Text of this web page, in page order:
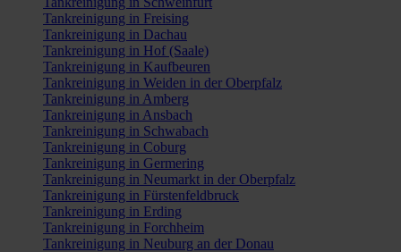
Tankreinigung in Freising
Tankreinigung in Dachau
Tankreinigung in Hof (Saale)
Tankreinigung in Kaufbeuren
Tankreinigung in Weiden in der Oberpfalz
Tankreinigung in Amberg
Tankreinigung in Ansbach
Tankreinigung in Schwabach
Tankreinigung in Coburg
Tankreinigung in Germering
Tankreinigung in Neumarkt in der Oberpfalz
Tankreinigung in Fürstenfeldbruck
Tankreinigung in Erding
Tankreinigung in Forchheim
Tankreinigung in Neuburg an der Donau